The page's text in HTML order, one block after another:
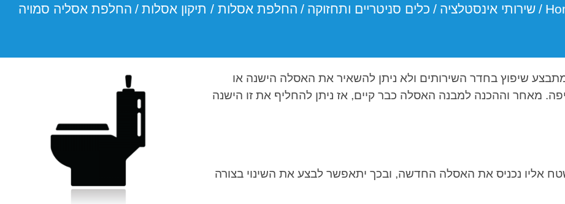
/ שירותי אינסטלציה / כלים סניטריים ותחזוקה / החלפת אסלות / תיקון אסלות / החלפת אסליה סמויה
שיפוץ בחדר השירותים ולא ניתן להשאיר את האסלה הישנה או
מאחר וההכנה למבנה האסלה כבר קיים, אז ניתן להחליף את זו הישנה
אליו נכניס את האסלה החדשה, ובכך יתאפשר לבצע את השינוי בצורה